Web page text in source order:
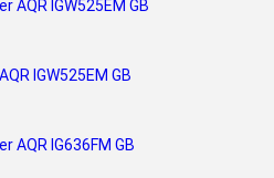
IGW525EM GB